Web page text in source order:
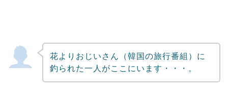
花よりおじいさん（韓国の旅行番組）に
釣られた一人がここにいます・・・。